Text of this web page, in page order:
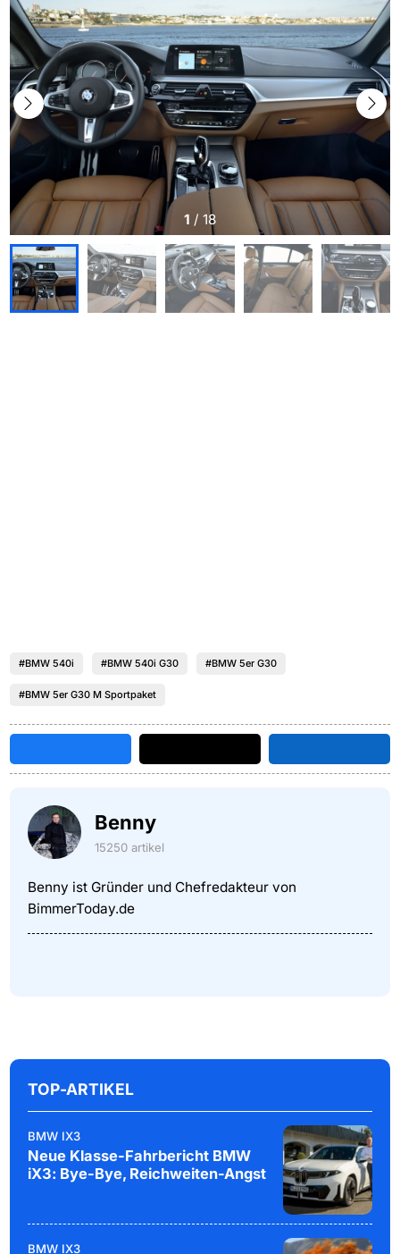
1 / 18
#BMW 540i #BMW 540i G30 #BMW 5er G30
#BMW 5er G30 M Sportpaket
Benny
15250 artikel
Benny ist Gründer und Chefredakteur von
BimmerToday.de
TOP-ARTIKEL
BMW IX3
Neue Klasse-Fahrbericht BMW
iX3: Bye-Bye, Reichweiten-Angst
BMW IX3